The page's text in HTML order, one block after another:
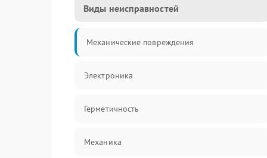
Виды неисправностей
Механические повреждения
Электроника
Герметичность
Механика